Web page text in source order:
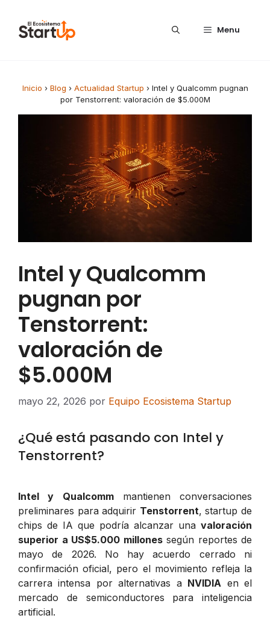
Menu
Inicio › Blog › Actualidad Startup › Intel y Qualcomm pugnan
por Tenstorrent: valoración de $5.000M
Intel y Qualcomm
pugnan por
Tenstorrent:
valoración de
$5.000M
mayo 22, 2026 por Equipo Ecosistema Startup
¿Qué está pasando con Intel y
Tenstorrent?
Intel y Qualcommmantienen conversaciones
preliminares para adquirir Tenstorrent, startup de
chips de IA que podría alcanzar una valoración
superior a US$5.000 millonessegún reportes de
mayo de 2026. No hay acuerdo cerrado ni
confirmación oficial, pero el movimiento refleja la
carrera intensa por alternativas a NVIDIA en el
mercado de semiconductores para inteligencia
artificial.